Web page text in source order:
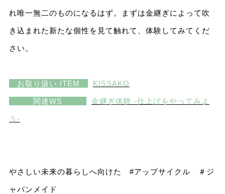
れ唯一無二のものになるはず。まずは金継ぎによって吹
き込まれた新たな個性を見て触れて、体験してみてくだ
さい。
お取り扱い ITEM KISSAKO
関連WS 金継ぎ体験 -仕上げをやってみよ
う-
やさしい未来の暮らしへ向けた #アップサイクル ＃ジ
ャパンメイド